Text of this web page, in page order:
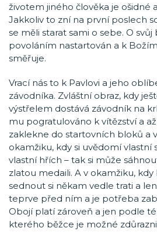
životem jiného člověka je ošidné
Jakkoliv to zní na první poslech
se měli starat sami o sebe. O
povoláním nastartován a k
směřuje.
Vrací nás to k Pavlovi a jeho
závodníka. Zvláštní obraz, kdy
výstřelem dostává závodník na
mu pogratulováno k vítězství a
zaklekne do startovních bloků a
okamžiku, kdy si uvědomí vlastní
vlastní hřích – tak si může
zlatou medaili. A v okamžiku,
sednout si někam vedle trati a
teprve před ním a je potřeba
Obojí platí zároveň a jen podle
kterého běžce je možné